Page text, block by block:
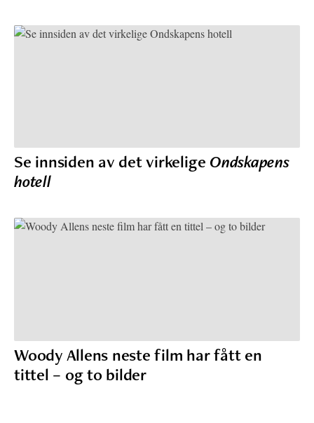
Se innsiden av det virkelige Ondskapens
hotell
Woody Allens neste film har fått en
tittel – og to bilder